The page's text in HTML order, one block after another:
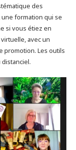
des
une formation qui se
si vous étiez en
avec un
promotion. Les outils